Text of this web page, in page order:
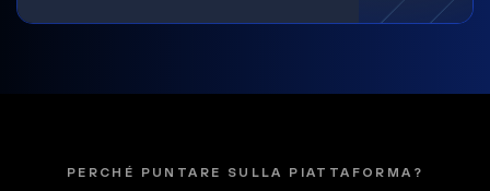
PERCHÉ PUNTARE SULLA PIATTAFORMA?